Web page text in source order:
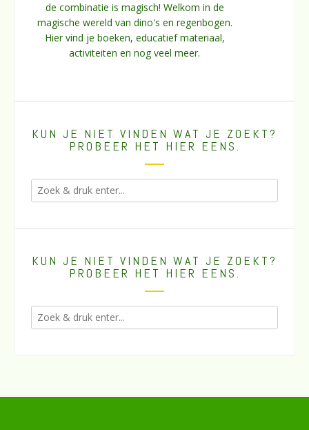
de combinatie is magisch! Welkom in de
magische wereld van dino's en regenbogen.
Hier vind je boeken, educatief materiaal,
activiteiten en nog veel meer.
KUN JE NIET VINDEN WAT JE ZOEKT?
PROBEER HET HIER EENS.
KUN JE NIET VINDEN WAT JE ZOEKT?
PROBEER HET HIER EENS.